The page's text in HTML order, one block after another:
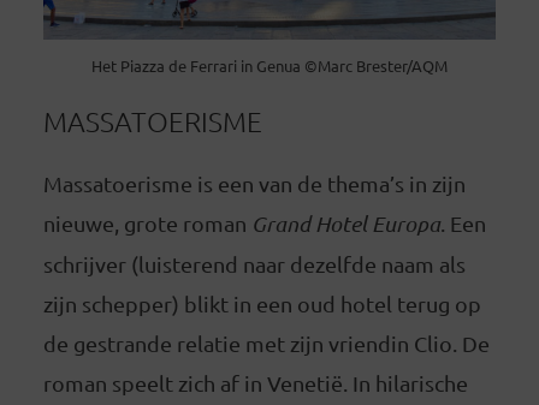
Het Piazza de Ferrari in Genua ©Marc Brester/AQM
MASSATOERISME
Massatoerisme is een van de thema’s in zijn
nieuwe, grote roman Grand Hotel Europa. Een
schrijver (luisterend naar dezelfde naam als
zijn schepper) blikt in een oud hotel terug op
de gestrande relatie met zijn vriendin Clio. De
roman speelt zich af in Venetië. In hilarische